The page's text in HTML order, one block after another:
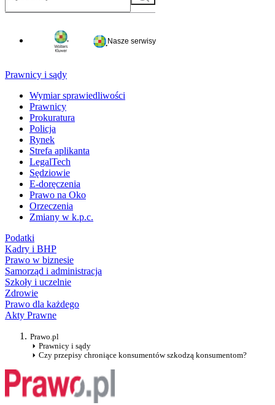
Nasze serwisy
Prawnicy i sądy
Wymiar sprawiedliwości
Prawnicy
Prokuratura
Policja
Rynek
Strefa aplikanta
LegalTech
Sędziowie
E-doręczenia
Prawo na Oko
Orzeczenia
Zmiany w k.p.c.
Podatki
Kadry i BHP
Prawo w biznesie
Samorząd i administracja
Szkoły i uczelnie
Zdrowie
Prawo dla każdego
Akty Prawne
Prawo.pl
Prawnicy i sądy
Czy przepisy chroniące konsumentów szkodzą konsumentom?